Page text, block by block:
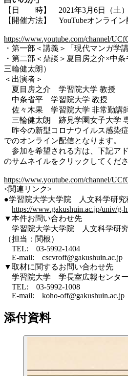
【日 時】 2021年3月6日（土）
【開催方法】 YouTubeオンライン
https://www.youtube.com/channel/
・第一部＜講義＞「現代マンガ学
・第二部＜鼎談＞夏目房之介×中
三輪健太朗）
＜出演者＞
夏目房之介 学習院大学 教授
中条省平 学習院大学 教授
佐々木果 学習院大学 非常勤講
三輪健太朗 跡見学園女子大学
昨今の新型コロナウイルス感染
でのオンライン配信となります。
参加を希望される方は、下記ア
のサムネイルをクリックしてくださ
https://www.youtube.com/channel/
<関連リンク>
●学習院大学大学院 人文科学研
https://www.gakushuin.ac.jp/univ/g-
▼本件お問い合わせ先
学習院大学大学院 人文科学研
（担当：関根）
TEL: 03-5992-1404
E-mail: cscvroff@gakushuin.ac.jp
▼取材に関するお問い合わせ先
学習院大学 学長室広報センター
TEL: 03-5992-1008
E-mail: koho-off@gakushuin.ac.jp
添付資料